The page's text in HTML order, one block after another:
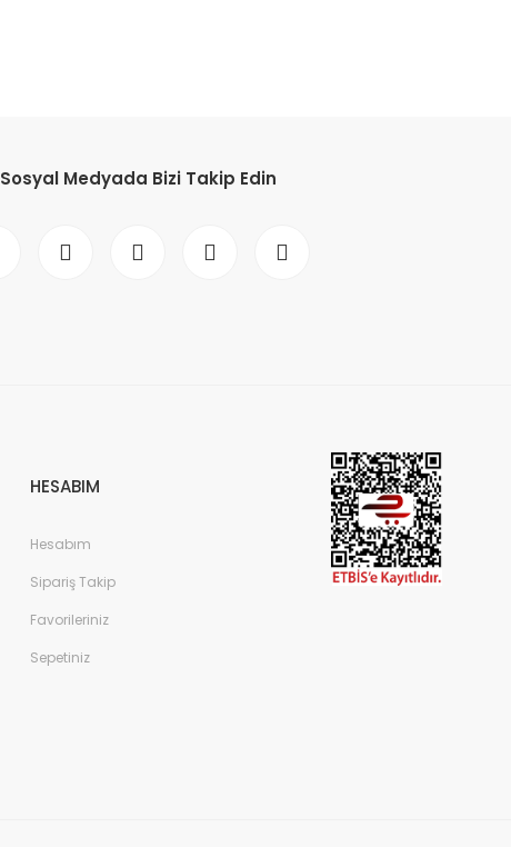
Sosyal Medyada Bizi Takip Edin
HESABIM
Hesabım
Sipariş Takip
Favorileriniz
Sepetiniz